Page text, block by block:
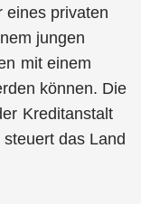
eines privaten
jungen
mit einem
können. Die
Kreditanstalt
das Land